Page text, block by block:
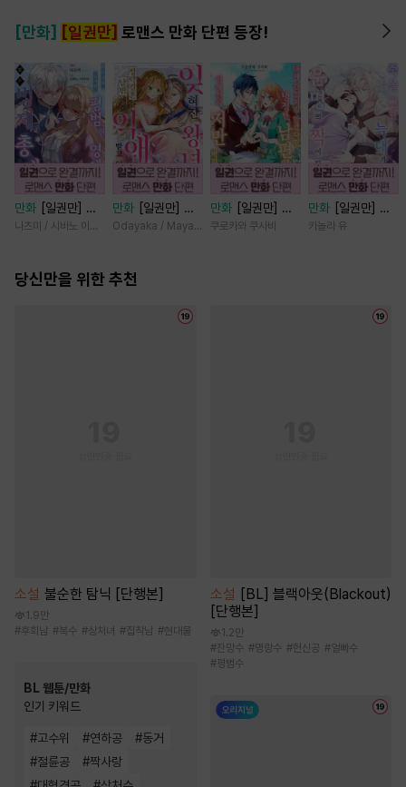
[만화] [일권만] 로맨스 만화 단편 등장!
만화
[일권만] 모
든 것을 포기한 평
는다 [단행본]
나츠미 / 시바노 이즈미
만화
[일권만] 잊
혀진 왕녀지만 정
니다 [단행본]
Odayaka / Maya Koike
만화
[일권만] 내
게 간섭하지 않겠
쿠로카와 쿠사비
만화
[일권만] 죽
을 뻔한 늑대가 운
카놀라 유
당신만을 위한 추천
소설 불순한 탐닉 [단행본]
1.9만
#후회남 #복수 #상처녀 #집착남 #현대물
BL 웹툰/만화
인기 키워드
#고수위 #연하공 #동거
#절륜공 #짝사랑
소설 [BL] 블랙아웃(Blackout)
[단행본]
1.2만
#잔망수 #명랑수 #헌신공 #얼빠수
#평범수